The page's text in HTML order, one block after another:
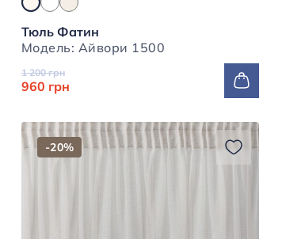
Тюль Фатин
Модель: Айвори 1500
1 200 грн
960 грн
-20%